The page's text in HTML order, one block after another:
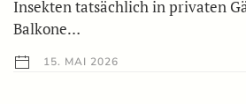
Insekten tatsächlich in privaten
Balkone…
15. MAI 2026